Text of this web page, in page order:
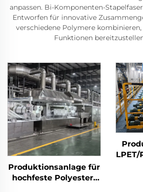
anpassen. Bi-Komponenten-
Entworfen für innovative
verschiedene Polymere
Funktionen
Produktionsanlage für
hochfeste Polyester-
LPET/